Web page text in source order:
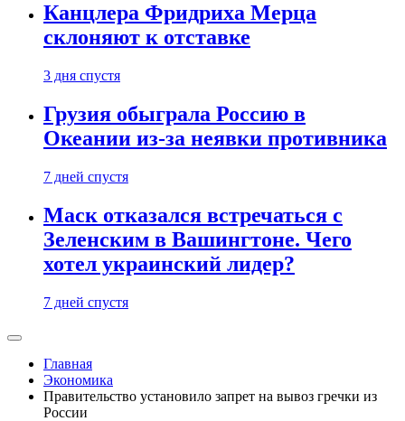
Канцлера Фридриха Мерца
склоняют к отставке
3 дня спустя
Грузия обыграла Россию в
Океании из-за неявки противника
7 дней спустя
Маск отказался встречаться с
Зеленским в Вашингтоне. Чего
хотел украинский лидер?
7 дней спустя
Главная
Экономика
Правительство установило запрет на вывоз гречки из
России